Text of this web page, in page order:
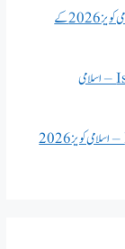
Islamic Quiz 2026 In Urdu – اسلامی کویز 2026 کے
Islamic Quiz 2026 In Urdu – اسلامی
Islamic Quiz 2026 In Urdu – اسلامی کویز 2026